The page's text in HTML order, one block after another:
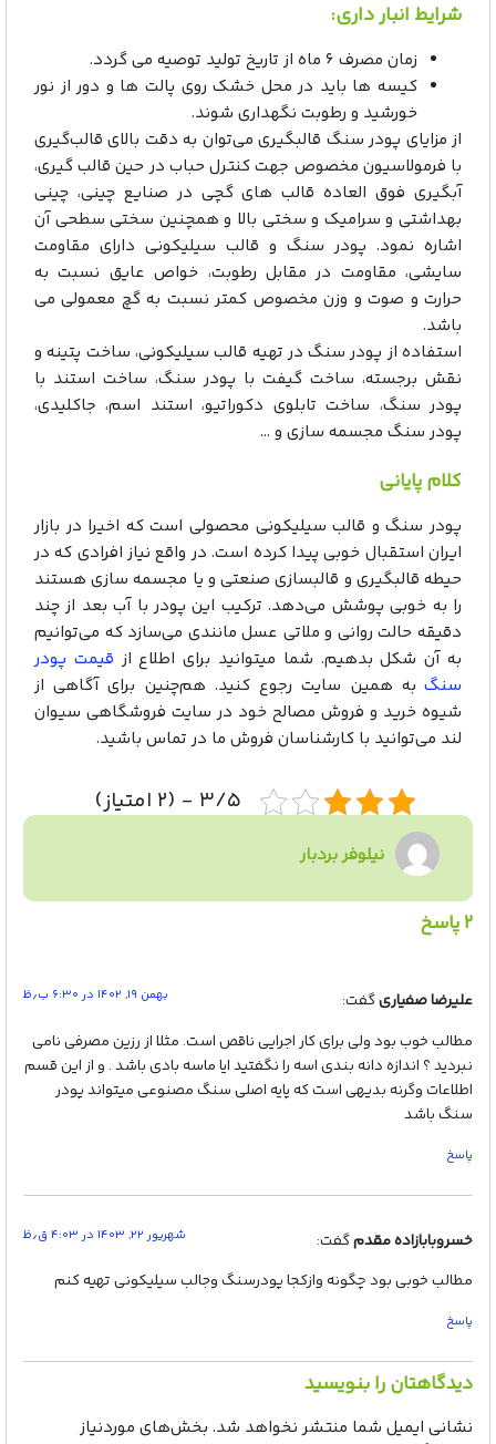
شرایط انبار داری:
زمان مصرف ۶ ماه از تاریخ تولید توصیه می گردد.
کیسه ها باید در محل خشک روی پالت ها و دور از نور
خورشید و رطوبت نگهداری شوند.
از مزایای پودر سنگ قالبگیری می‌توان به دقت بالای قالب‌گیری
با فرمولاسیون مخصوص جهت کنترل حباب در حین قالب گیری،
آبگیری فوق العاده قالب های گچی در صنایع چینی، چینی
بهداشتی و سرامیک و سختی بالا و همچنین سختی سطحی آن
اشاره نمود. پودر سنگ و قالب سیلیکونی داراى مقاومت
سایشى، مقاومت در مقابل رطوبت، خواص عایق نسبت به
حرارت و صوت و وزن مخصوص کمتر نسبت به گچ معمولى می
باشد.
استفاده از پودر سنگ در تهیه قالب سیلیکونی، ساخت پتینه و
نقش برجسته، ساخت گیفت با پودر سنگ، ساخت استند با
پودر سنگ، ساخت تابلوی دکوراتیو، استند اسم، جاکلیدی،
پودر سنگ مجسمه سازی و …
کلام پایانی
پودر سنگ و قالب سیلیکونی محصولی است که اخیرا در بازار
ایران استقبال خوبی پیدا کرده است. در واقع نیاز افرادی که در
حیطه قالبگیری و قالبسازی صنعتی و یا مجسمه سازی هستند
را به خوبی پوشش می‌دهد. ترکیب این پودر با آب بعد از چند
دقیقه حالت روانی و ملاتی عسل مانندی می‌سازد که می‌توانیم
به آن شکل بدهیم. شما میتوانید برای اطلاع ازقیمت پودر
سنگبه همین سایت رجوع کنید. هم‌چنین برای آگاهی از
شیوه خرید و فروش مصالح خود در سایت فروشگاهی سیوان
لند می‌توانید با کارشناسان فروش ما در تماس باشید.
۳/۵ - (۲ امتیاز)
نیلوفر بردبار
علیرضا صفیاریگفت: بهمن ۱۹, ۱۴۰۲ در ۶:۳۰ ب٫ظ
مطالب خوب بود ولی برای کار اجرایی ناقص است. مثلا از رزین مصرفی نامی
نبردید ؟ اندازه دانه بندی اسه را نگفتید ایا ماسه بادی باشد . و از این قسم
اطلاعات وگرنه بدیهی است که پایه اصلی سنگ مصنوعی میتواند پودر
سنگ باشد
پاسخ
خسروبابازاده مقدمگفت: شهریور ۲۲, ۱۴۰۳ در ۴:۰۳ ق٫ظ
مطالب خوبی بود چگونه وازکجا پودرسنگ وجالب سیلیکونی تهیه کنم
پاسخ
دیدگاهتان را بنویسید
نشانی ایمیل شما منتشر نخواهد شد.بخش‌های موردنیاز